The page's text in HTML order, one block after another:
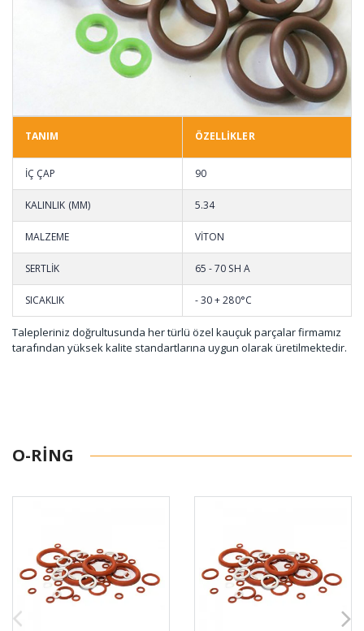
TANIM ÖZELLİKLER
İÇ ÇAP 90
KALINLIK (MM) 5.34
MALZEME VİTON
SERTLİK 65 - 70 SH A
SICAKLIK - 30 + 280°C
Talepleriniz doğrultusunda her türlü özel kauçuk parçalar firmamız
tarafından yüksek kalite standartlarına uygun olarak üretilmektedir.
O-RING